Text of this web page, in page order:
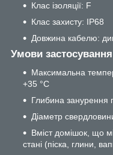
Клас ізоляції: F
Клас захисту: IP68
Довжина кабелю:
Умови
Максимальна
+35 °C
Глибина занурення
Діаметр
Вміст домішок, що
стані (піска, глини,